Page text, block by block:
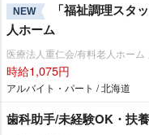
NEW
「福祉調理スタ
人ホーム
医療法人重仁会/有料老人ホーム
時給1,075円
アルバイト・パート / 北海道
歯科助手/未経験OK・扶